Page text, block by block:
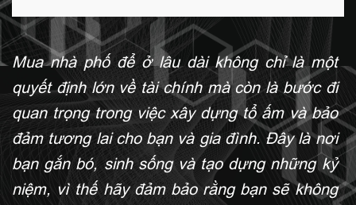
Mua nhà phố để ở lâu dài không chỉ là một
quyết định lớn về tài chính mà còn là bước đi
quan trọng trong việc xây dựng tổ ấm và bảo
đảm tương lai cho bạn và gia đình. Đây là nơi
bạn gắn bó, sinh sống và tạo dựng những kỷ
niệm, vì thế hãy đảm bảo rằng bạn sẽ không